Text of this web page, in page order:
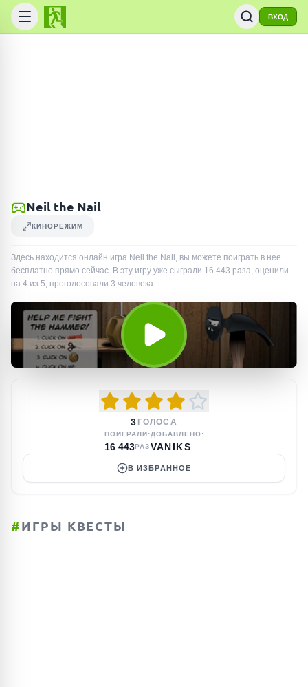
ВХОД
Neil the Nail
КИНОРЕЖИМ
Здесь находится онлайн игра Neil the Nail, вы можете поиграть в нее
бесплатно прямо сейчас. В эту игру уже сыграли 16 443 раза, оценили
на 4 из 5, проголосовали 3 человека.
3 ГОЛОСА
ПОИГРАЛИ:
16 443РАЗ
ДОБАВЛЕНО:
VANIKS
В ИЗБРАННОЕ
#ИГРЫ КВЕСТЫ